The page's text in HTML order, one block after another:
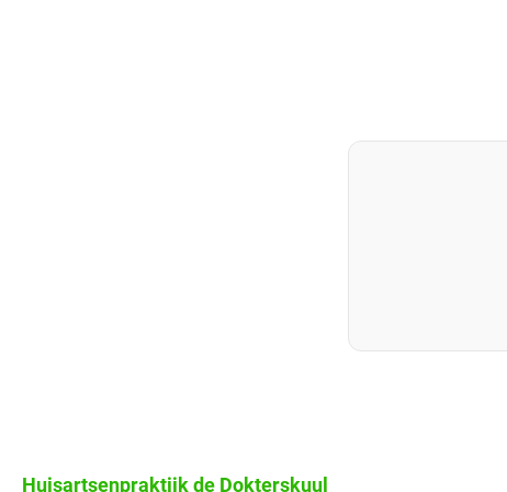
Huisartsenpraktijkde Dokterskuul